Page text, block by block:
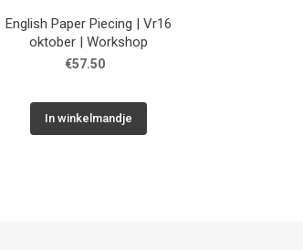
English Paper Piecing | Vr16
oktober | Workshop
€57.50
In winkelmandje